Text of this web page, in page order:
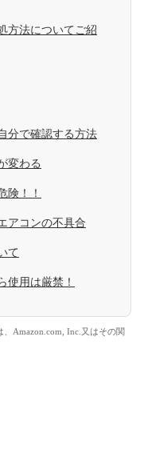
方法についてご紹
分で確認する方法
変わる
険！！
アコンの不具合
て
使用は厳禁！
Amazon.com, Inc.又はその関